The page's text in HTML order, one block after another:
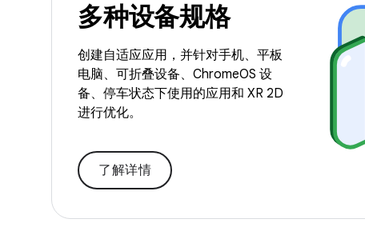
多种设备规格
创建自适应应用，并针对手机、平板
电脑、可折叠设备、ChromeOS 设
备、停车状态下使用的应用和 XR 2D
进行优化。
了解详情